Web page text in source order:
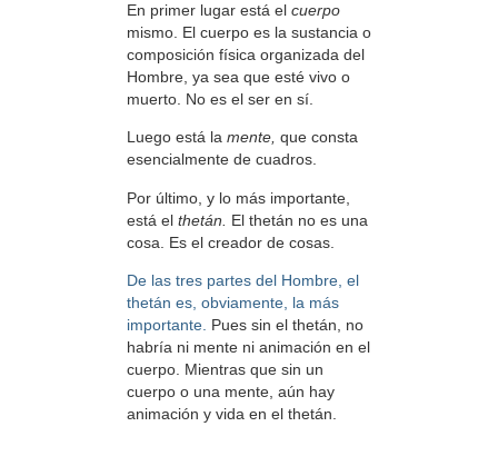
En primer lugar está el cuerpo
mismo. El cuerpo es la sustancia o
composición física organizada del
Hombre, ya sea que esté vivo o
muerto. No es el ser en sí.
Luego está la mente, que consta
esencialmente de cuadros.
Por último, y lo más importante,
está el thetán. El thetán no es una
cosa. Es el creador de cosas.
De las tres partes del Hombre, el
thetán es, obviamente, la más
importante. Pues sin el thetán, no
habría ni mente ni animación en el
cuerpo. Mientras que sin un
cuerpo o una mente, aún hay
animación y vida en el thetán.